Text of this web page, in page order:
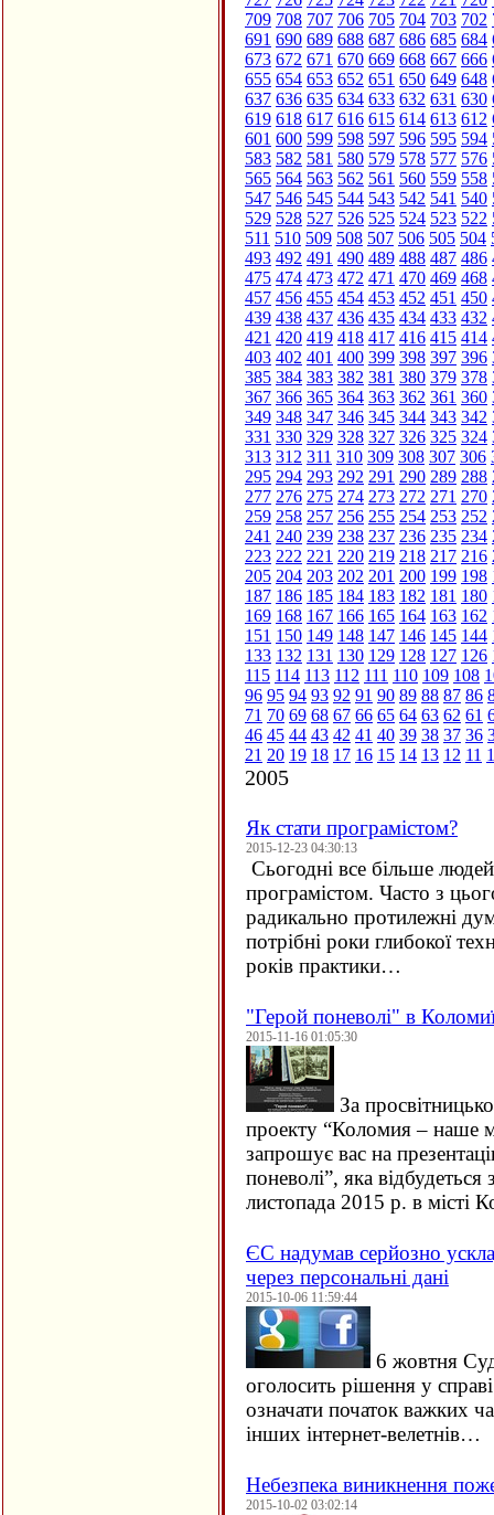
709 708 707 706 705 704 703 702
691 690 689 688 687 686 685 684
673 672 671 670 669 668 667 666
655 654 653 652 651 650 649 648
637 636 635 634 633 632 631 630
619 618 617 616 615 614 613 612
601 600 599 598 597 596 595 594
583 582 581 580 579 578 577 576
565 564 563 562 561 560 559 558
547 546 545 544 543 542 541 540
529 528 527 526 525 524 523 522
511 510 509 508 507 506 505 504
493 492 491 490 489 488 487 486
475 474 473 472 471 470 469 468
457 456 455 454 453 452 451 450
439 438 437 436 435 434 433 432
421 420 419 418 417 416 415 414
403 402 401 400 399 398 397 396
385 384 383 382 381 380 379 378
367 366 365 364 363 362 361 360
349 348 347 346 345 344 343 342
331 330 329 328 327 326 325 324
313 312 311 310 309 308 307 306
295 294 293 292 291 290 289 288
277 276 275 274 273 272 271 270
259 258 257 256 255 254 253 252
241 240 239 238 237 236 235 234
223 222 221 220 219 218 217 216
205 204 203 202 201 200 199 198
187 186 185 184 183 182 181 180
169 168 167 166 165 164 163 162
151 150 149 148 147 146 145 144
133 132 131 130 129 128 127 126
115 114 113 112 111 110 109 108
96 95 94 93 92 91 90 89 88 87 86
71 70 69 68 67 66 65 64 63 62 61
46 45 44 43 42 41 40 39 38 37 36
21 20 19 18 17 16 15 14 13 12 11
2005
Як стати програмістом?
2015-12-23 04:30:13
Сьогодні все більше
програмістом. Часто з
радикально протилежні
потрібні роки глибокої
років практики…
"Герой поневолі" в
2015-11-16 01:05:30
За
проекту “Коломия – наше
запрошує вас на
поневолі”, яка відбудеться
листопада 2015 р. в місті
ЄC надумав серйозно
через персональні дані
2015-10-06 11:59:44
6 жовтня
оголосить рішення у
означати початок важких
інших інтернет-велетнів…
Небезпека виникнення
2015-10-02 03:02:14